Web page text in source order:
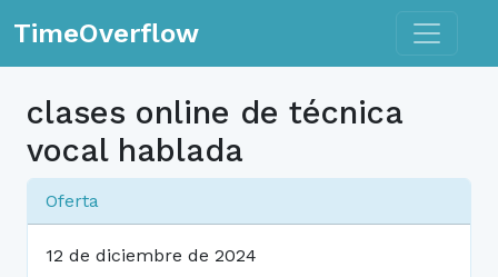
TimeOverflow Toggle
clases online de técnica
vocal hablada
Oferta
12 de diciembre de 2024